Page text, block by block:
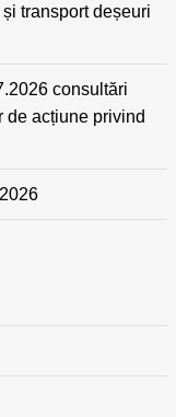
transport deșeuri
consultări
de acțiune privind